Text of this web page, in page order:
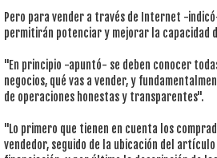
Pero para vender a través de Internet -
permitirán potenciar y mejorar la capacidad
"En principio -apuntó- se deben conocer
negocios, qué vas a vender, y
de operaciones honestas y transparentes".
"Lo primero que tienen en cuenta los
vendedor, seguido de la ubicación del